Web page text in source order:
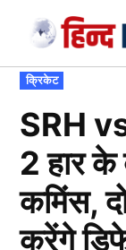
content
POSTED
IN
क्रिकेट
SRH
2 हार के
कमिंस,
करेंगे